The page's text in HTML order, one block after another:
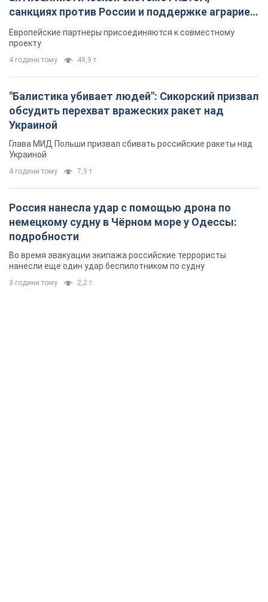
санкциях против России и поддержке аграриев.
Видео
Европейские партнеры присоединяются к совместному
проекту
4 години тому 49,9 т.
"Балистика убивает людей": Сикорский призвал
обсудить перехват вражеских ракет над
Украиной
Глава МИД Польши призвал сбивать российские ракеты над
Украиной
4 години тому 7,9 т.
Россия нанесла удар с помощью дрона по
немецкому судну в Чёрном море у Одессы:
подробности
Во время эвакуации экипажа российские террористы
нанесли еще один удар беспилотником по судну
3 години тому 2,2 т.